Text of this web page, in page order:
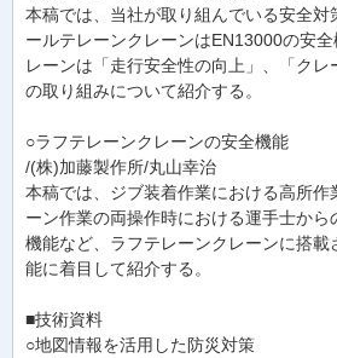
本稿では、当社が取り組んでいる安全対
ールテレーンクレーンはEN13000の安
レーンは「走行安全性の向上」、「クレ
の取り組みについて紹介する。
○ラフテレーンクレーンの安全機能
/(株)加藤製作所/丸山幸治
本稿では、ジブ装着作業における高所作
ーン作業の両操作時における運手士から
機能など、ラフテレーンクレーンに搭載
能に着目して紹介する。
■技術資料
○地図情報を活用した防災対策